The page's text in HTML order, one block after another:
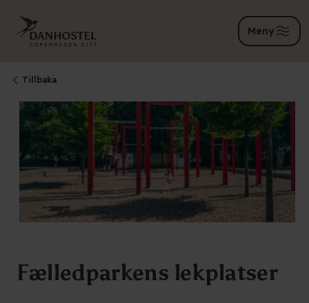
Meny
Tillbaka
Fælledparkens lekplatser